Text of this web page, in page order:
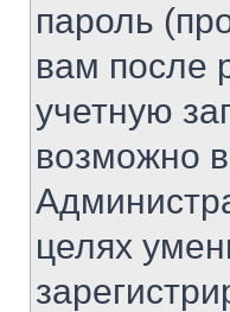
пароль
вам после
учетную
возможно
целях